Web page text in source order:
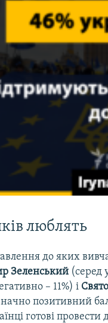
люблять
до яких
Зеленський (серед
– 11%) і
позитивний
готові провести